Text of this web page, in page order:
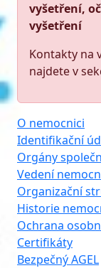
vyšetření,
vyšetření
Kontakty na
najdete v
O nemocnici
Identifikační
Orgány
Vedení
Organizační
Historie
Ochrana
Certifikáty
Bezpečný AGEL